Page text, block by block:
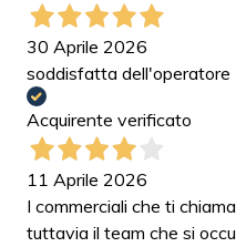
30 Aprile 2026
soddisfatta dell'operatore
Acquirente verificato
11 Aprile 2026
I commerciali che ti
tuttavia il team che si